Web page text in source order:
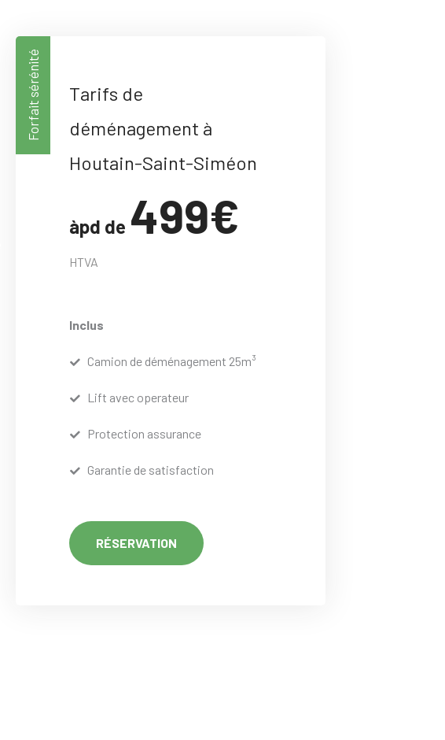
Forfait sérénité
Tarifs de
déménagement à
Houtain-Saint-Siméon
àpd de 499€
HTVA
Inclus
Camion de déménagement 25m³
Lift avec operateur
Protection assurance
Garantie de satisfaction
RÉSERVATION